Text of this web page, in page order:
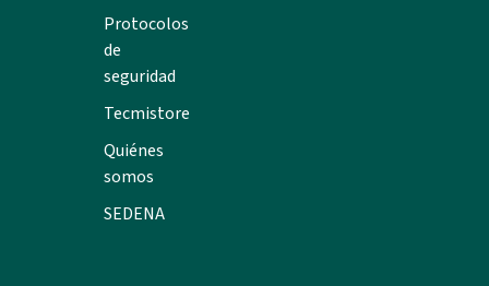
Protocolos
de
seguridad
Tecmistore
Quiénes
somos
SEDENA